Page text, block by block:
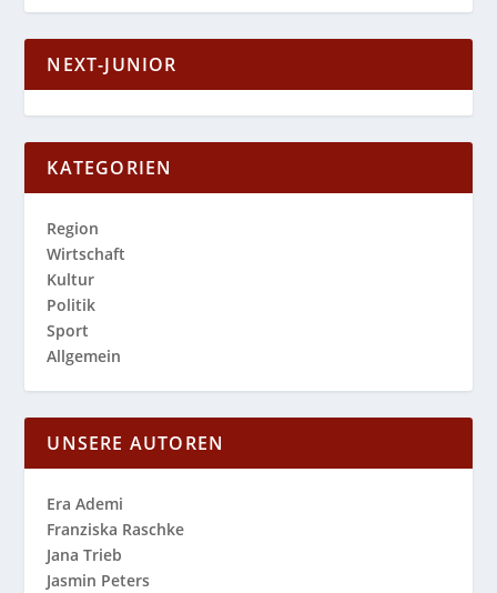
NEXT-JUNIOR
KATEGORIEN
Region
Wirtschaft
Kultur
Politik
Sport
Allgemein
UNSERE AUTOREN
Era Ademi
Franziska Raschke
Jana Trieb
Jasmin Peters